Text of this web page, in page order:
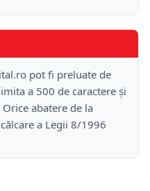
pot fi preluate de
a 500 de caractere și
abatere de la
a Legii 8/1996